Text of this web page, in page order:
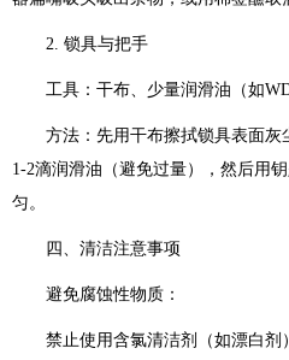
2. 锁具与把手
工具：干布、少量润滑油（如WD-
方法：先用干布擦拭锁具表面灰
1-2滴润滑油（避免过量），然后用
匀。
四、清洁注意事项
避免腐蚀性物质：
禁止使用含氯清洁剂（如漂白剂